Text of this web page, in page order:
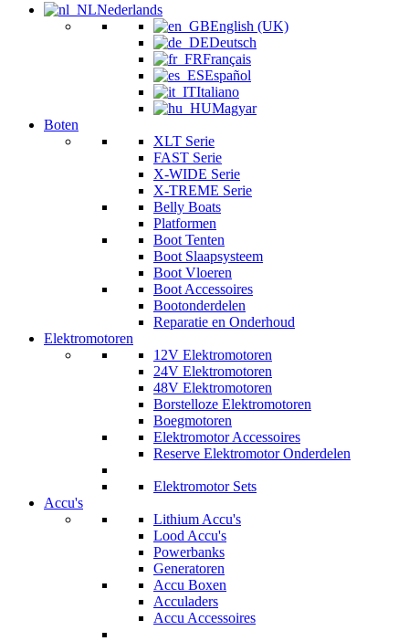
Nederlands
English (UK)
Deutsch
Français
Español
Italiano
Magyar
Boten
XLT Serie
FAST Serie
X-WIDE Serie
X-TREME Serie
Belly Boats
Platformen
Boot Tenten
Boot Slaapsysteem
Boot Vloeren
Boot Accessoires
Bootonderdelen
Reparatie en Onderhoud
Elektromotoren
12V Elektromotoren
24V Elektromotoren
48V Elektromotoren
Borstelloze Elektromotoren
Boegmotoren
Elektromotor Accessoires
Reserve Elektromotor Onderdelen
Elektromotor Sets
Accu's
Lithium Accu's
Lood Accu's
Powerbanks
Generatoren
Accu Boxen
Acculaders
Accu Accessoires